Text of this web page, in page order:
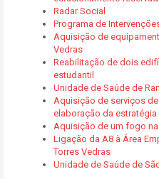
Radar Social
Programa de
Aquisição de
Vedras
Reabilitação de dois
estudantil
Unidade de Saúde de
Aquisição de serviços
elaboração da
Aquisição de um fogo
Ligação da A8 à Área
Torres Vedras
Unidade de Saúde de